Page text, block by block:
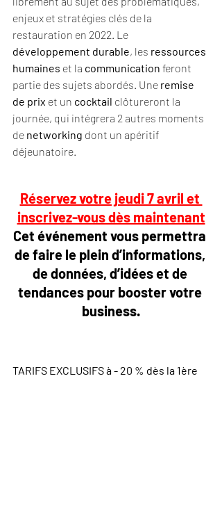
enjeux et stratégies clés de la
restauration en 2022. Le
développement durable, les ressources
humaines et la communication feront
partie des sujets abordés. Une remise
de prix et un cocktail clôtureront la
journée, qui intégrera 2 autres moments
de networking dont un apéritif
déjeunatoire.
Réservez votre jeudi 7 avril et
inscrivez-vous dès maintenant
Cet événement vous permettra
de faire le plein d’informations,
de données, d’idées et de
tendances pour booster votre
business.
TARIFS EXCLUSIFS à - 20 % dès la 1ère